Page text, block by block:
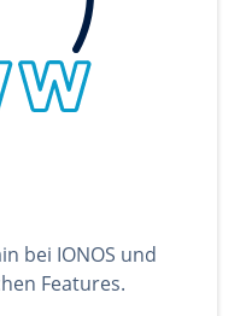
bei IONOS und
Features.